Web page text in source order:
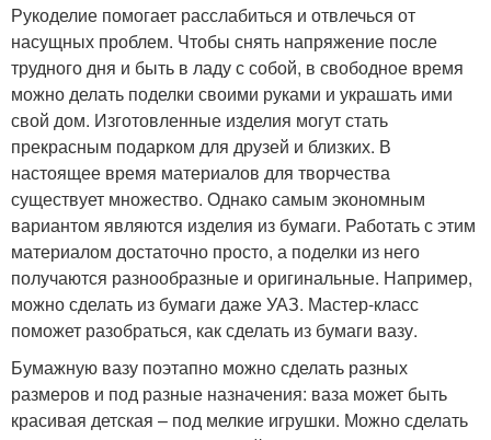
Рукоделие помогает расслабиться и отвлечься от
насущных проблем. Чтобы снять напряжение после
трудного дня и быть в ладу с собой, в свободное время
можно делать поделки своими руками и украшать ими
свой дом. Изготовленные изделия могут стать
прекрасным подарком для друзей и близких. В
настоящее время материалов для творчества
существует множество. Однако самым экономным
вариантом являются изделия из бумаги. Работать с этим
материалом достаточно просто, а поделки из него
получаются разнообразные и оригинальные. Например,
можно сделать из бумаги даже УАЗ. Мастер-класс
поможет разобраться, как сделать из бумаги вазу.
Бумажную вазу поэтапно можно сделать разных
размеров и под разные назначения: ваза может быть
красивая детская – под мелкие игрушки. Можно сделать